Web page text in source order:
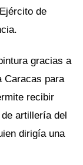
de
gracias a
Caracas para
recibir
artillería del
dirigía una